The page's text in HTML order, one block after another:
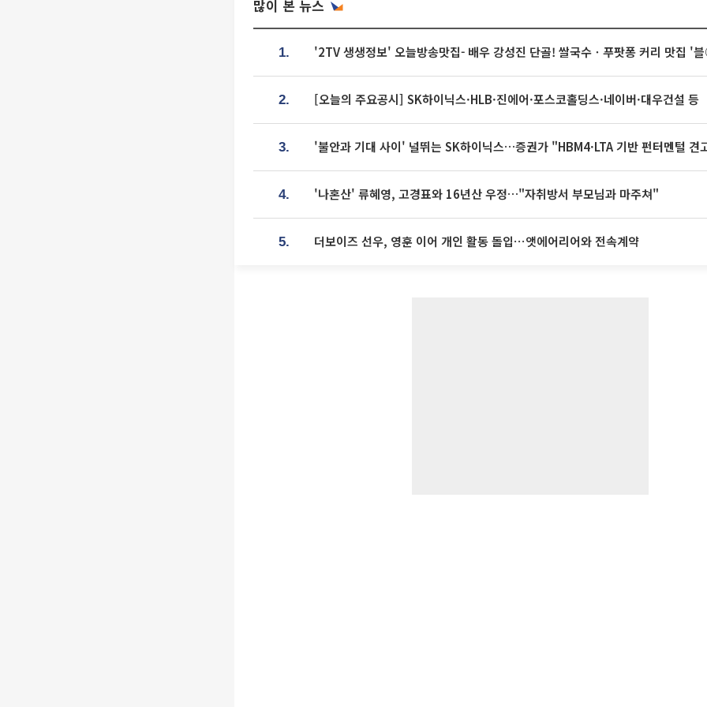
많이 본 뉴스
1. '2TV 생생정보' 오늘방송맛집- 배우 강성진 단골! 쌀국수ㆍ푸팟퐁 커리 맛
2. [오늘의 주요공시] SK하이닉스·HLB·진에어·포스코홀딩스·네이버·대우건설 등
3. '불안과 기대 사이' 널뛰는 SK하이닉스…증권가 "HBM4·LTA 기반 펀터멘털 견
4. '나혼산' 류혜영, 고경표와 16년산 우정…"자취방서 부모님과 마주쳐"
5. 더보이즈 선우, 영훈 이어 개인 활동 돌입⋯앳에어리어와 전속계약